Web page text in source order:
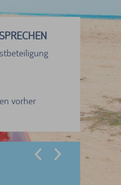
vorher